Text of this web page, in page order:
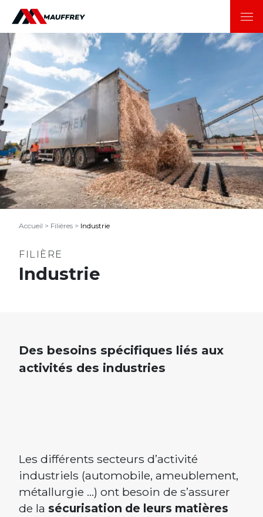
Accueil > Filières > Industrie
FILIÈRE
Industrie
Des besoins spécifiques liés aux
activités des industries
Les différents secteurs d’activité
industriels (automobile, ameublement,
métallurgie …) ont besoin de s’assurer
de la sécurisation de leurs matières